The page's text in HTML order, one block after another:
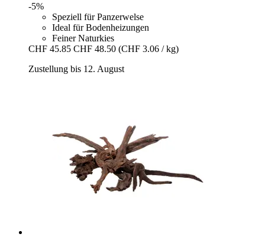
-5%
Speziell für Panzerwelse
Ideal für Bodenheizungen
Feiner Naturkies
CHF 45.85 CHF 48.50 (CHF 3.06 / kg)
Zustellung bis 12. August